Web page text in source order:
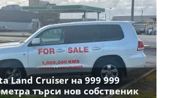
Land Cruiser на 999 999
търси нов собственик